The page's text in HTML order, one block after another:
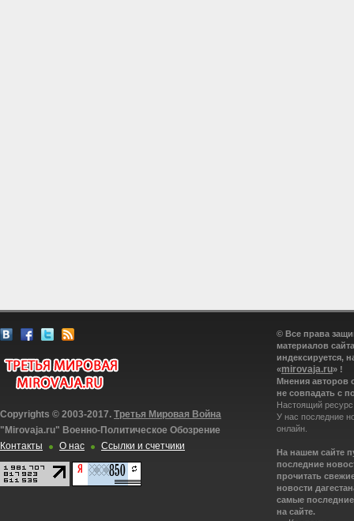
Copyrights © 2003-2017. Третья Мировая Война
"Mirovaja.ru" Военно-Политическое Обозрение
Контакты
О нас Ссылки и счетчики
© Все права
материалов
индексируется,
«mirovaja.ru» !
Мнения авторов
не совпадать с
Настоящий
У нас последние
онлайн.
На нашем сайте
последние
прочитать
новости
самые
на сайте.